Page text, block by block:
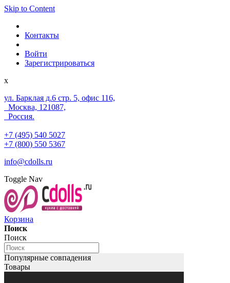
Skip to Content
Контакты
Войти
Зарегистрироваться
x
ул. Барклая д.6 стр. 5, офис 116,
Москва, 121087,
Россия.
+7 (495) 540 5027
+7 (800) 550 5367
info@cdolls.ru
Toggle Nav
Корзина
Поиск
Поиск
Популярные совпадения
Товары